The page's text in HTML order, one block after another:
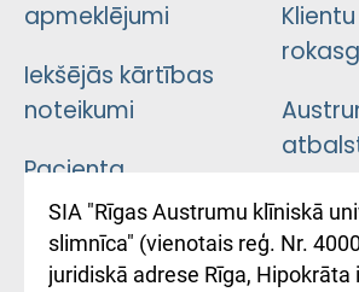
apmeklējumi
Iekšējās kārtības
noteikumi
Pacienta
atsauksmju/sūdzību
iesniegšanas
kārtība
SIA "Rīgas Austrumu klīniskā
slimnīca" (vienotais reģ. Nr.
juridiskā adrese Rīga, Hipokrāta